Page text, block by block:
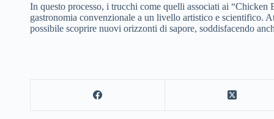
In questo processo, i trucchi come quelli associati ai “Chicken
gastronomia convenzionale a un livello artistico e scientifico.
possibile scoprire nuovi orizzonti di sapore, soddisfacendo